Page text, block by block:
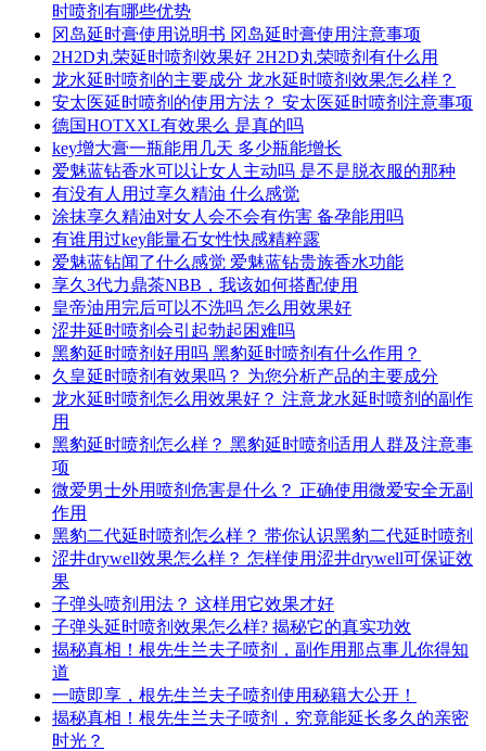
时喷剂有哪些优势
冈岛延时膏使用说明书 冈岛延时膏使用注意事项
2H2D丸荣延时喷剂效果好 2H2D丸荣喷剂有什么用
龙水延时喷剂的主要成分 龙水延时喷剂效果怎么样？
安太医延时喷剂的使用方法？ 安太医延时喷剂注意事项
德国HOTXXL有效果么 是真的吗
key增大膏一瓶能用几天 多少瓶能增长
爱魅蓝钻香水可以让女人主动吗 是不是脱衣服的那种
有没有人用过享久精油 什么感觉
涂抹享久精油对女人会不会有伤害 备孕能用吗
有谁用过key能量石女性快感精粹露
爱魅蓝钻闻了什么感觉 爱魅蓝钻贵族香水功能
享久3代力鼎茶NBB，我该如何搭配使用
皇帝油用完后可以不洗吗 怎么用效果好
涩井延时喷剂会引起勃起困难吗
黑豹延时喷剂好用吗 黑豹延时喷剂有什么作用？
久皇延时喷剂有效果吗？ 为您分析产品的主要成分
龙水延时喷剂怎么用效果好？ 注意龙水延时喷剂的副作
用
黑豹延时喷剂怎么样？ 黑豹延时喷剂适用人群及注意事
项
微爱男士外用喷剂危害是什么？ 正确使用微爱安全无副
作用
黑豹二代延时喷剂怎么样？ 带你认识黑豹二代延时喷剂
涩井drywell效果怎么样？ 怎样使用涩井drywell可保证效
果
子弹头喷剂用法？ 这样用它效果才好
子弹头延时喷剂效果怎么样? 揭秘它的真实功效
揭秘真相！根先生兰夫子喷剂，副作用那点事儿你得知
道
一喷即享，根先生兰夫子喷剂使用秘籍大公开！
揭秘真相！根先生兰夫子喷剂，究竟能延长多久的亲密
时光？